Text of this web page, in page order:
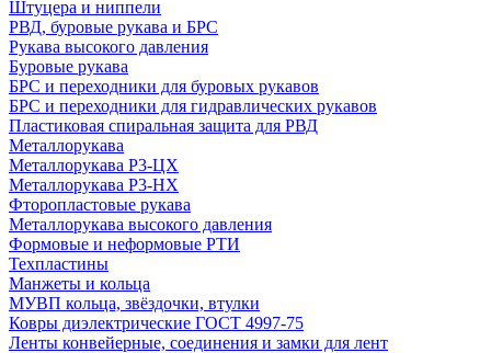
Штуцера и ниппели
РВД, буровые рукава и БРС
Рукава высокого давления
Буровые рукава
БРС и переходники для буровых рукавов
БРС и переходники для гидравлических рукавов
Пластиковая спиральная защита для РВД
Металлорукава
Металлорукава Р3-ЦХ
Металлорукава Р3-НХ
Фторопластовые рукава
Металлорукава высокого давления
Формовые и неформовые РТИ
Техпластины
Манжеты и кольца
МУВП кольца, звёздочки, втулки
Ковры диэлектрические ГОСТ 4997-75
Ленты конвейерные, соединения и замки для лент